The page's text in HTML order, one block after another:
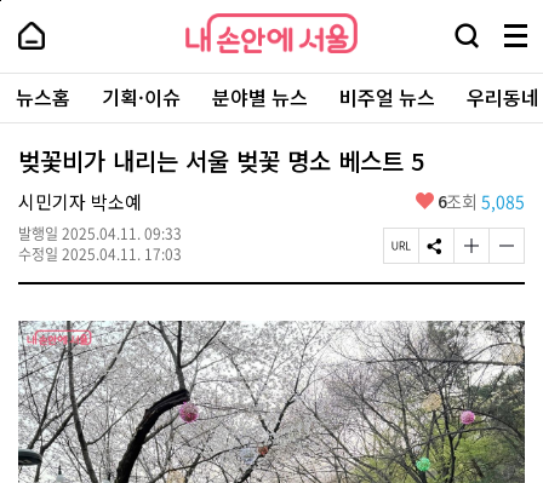
본
로
가
내
손
안
에
서
울
-
서
울
시
대
표
소
포
털
내
손
에
울
검
창
열
기
메
뉴
전
체
보
주
요
서
뉴스홈 기획·이슈 분야별 뉴스 비주얼 뉴스 우리동
벚꽃비가 내리는 서울 벚꽃 명소 베스트 5
시민기자 박소예
발행일 2025.04.11. 09:33
수정일 2025.04.11. 17:03
좋
요
6조회 5,085
페
이
U
R
L
복
사
S
N
공
유
하
기
글
자
기
크
게
변
경
하
기
글
자
기
작
게
변
경
하
기
페
상
단
로